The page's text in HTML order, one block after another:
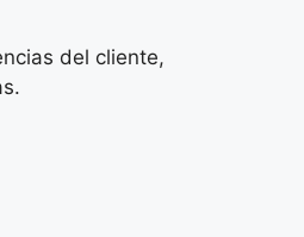
del cliente,